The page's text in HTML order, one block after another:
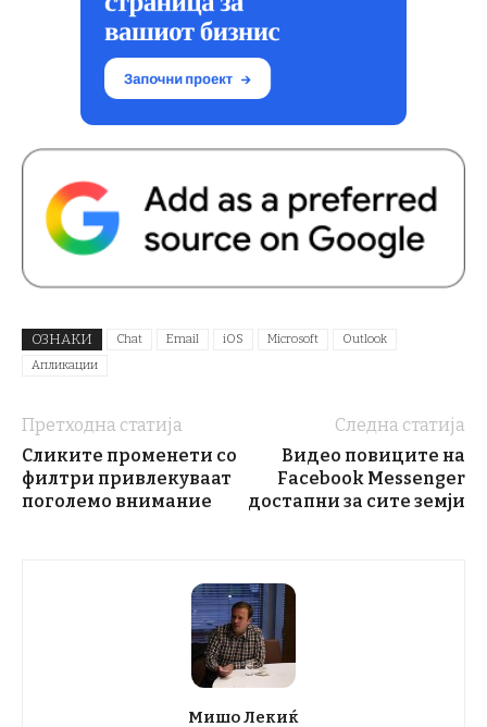
ОЗНАКИ Chat Email iOS Microsoft
Outlook
Апликации
Претходна статија
Сликите променети со
филтри привлекуваат
поголемо внимание
Следна статија
Видео повиците на
Facebook Messenger
достапни за сите земји
Мишо Лекиќ